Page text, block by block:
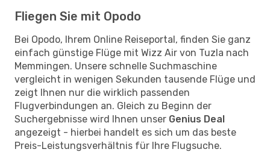
Fliegen Sie mit Opodo
Bei Opodo, Ihrem Online Reiseportal, finden Sie ganz
einfach günstige Flüge mit Wizz Air von Tuzla nach
Memmingen. Unsere schnelle Suchmaschine
vergleicht in wenigen Sekunden tausende Flüge und
zeigt Ihnen nur die wirklich passenden
Flugverbindungen an. Gleich zu Beginn der
Suchergebnisse wird Ihnen unser Genius Deal
angezeigt - hierbei handelt es sich um das beste
Preis-Leistungsverhältnis für Ihre Flugsuche.